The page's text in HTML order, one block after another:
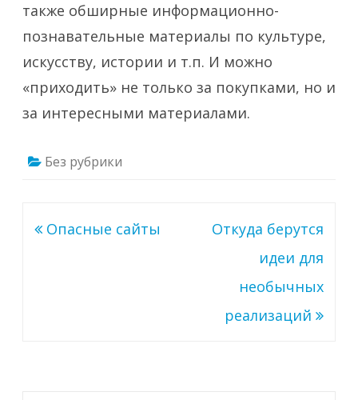
также обширные информационно-
познавательные материалы по культуре,
искусству, истории и т.п. И можно
«приходить» не только за покупками, но и
за интересными материалами.
Без рубрики
Навигация
Опасные сайты
Откуда берутся
идеи для
необычных
реализаций